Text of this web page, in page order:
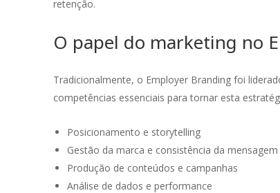
retenção.
O papel do marketing no
Tradicionalmente, o Employer Branding foi
competências essenciais para tornar esta
Posicionamento e storytelling
Gestão da marca e consistência da mensagem
Produção de conteúdos e campanhas
Análise de dados e performance
Trabalhar com a OUTMarketing tem sido
transformadora para a Moxie. A equipa é
altamente profissional, proativa e sempre
acrescentam valor ao nosso negócio. Tem
sido fantástico colaborar convosco!
Hugo Jesus